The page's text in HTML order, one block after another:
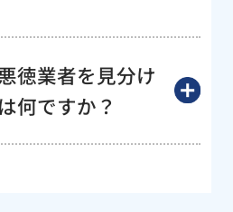
徳業者を見分け
何ですか？